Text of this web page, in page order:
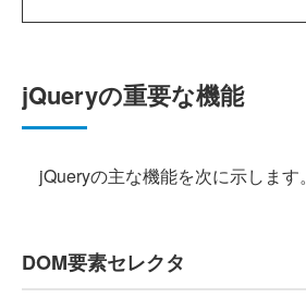
jQueryの重要な機能
jQueryの主な機能を次に示します。
DOM要素セレクタ